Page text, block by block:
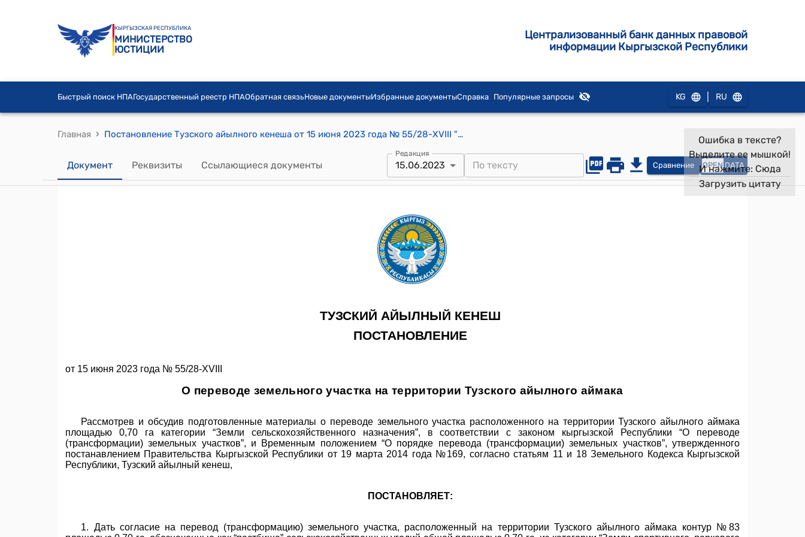
КЫРГЫЗСКАЯ РЕСПУБЛИКА
МИНИСТЕРСТВО
ЮСТИЦИИ
Централизованный банк данных правовой
информации Кыргызской Республики
Быстрый поиск НПАГосударственный реестр НПАОбратная связьНовые документыИзбранные документыСправка Популярные запросы KG RU
Главная › Постановление Тузского айылного кенеша от 15 июня 2023 года № 55/28-XVIII "О переводе земельного участка на территории Тузского айылного аймака"
Документ Реквизиты Ссылающиеся документы
Редакция
15.06.2023 Сравнение OPEN DATA
Ошибка в тексте?
Выделите ее мышкой!
И нажмите: Сюда
Загрузить цитату